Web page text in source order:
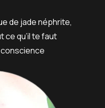
de jade néphrite,
ce qu’il te faut